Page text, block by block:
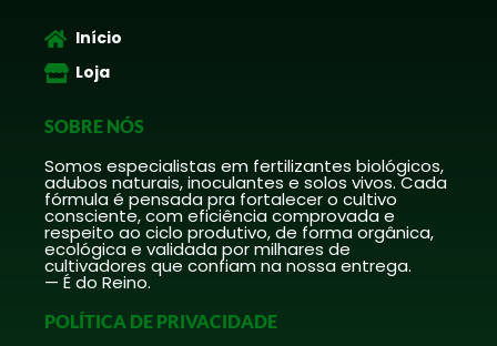
Início
Loja
SOBRE NÓS
Somos especialistas em fertilizantes biológicos,
adubos naturais, inoculantes e solos vivos. Cada
fórmula é pensada pra fortalecer o cultivo
consciente, com eficiência comprovada e
respeito ao ciclo produtivo, de forma orgânica,
ecológica e validada por milhares de
cultivadores que confiam na nossa entrega.
— É do Reino.
POLÍTICA DE PRIVACIDADE